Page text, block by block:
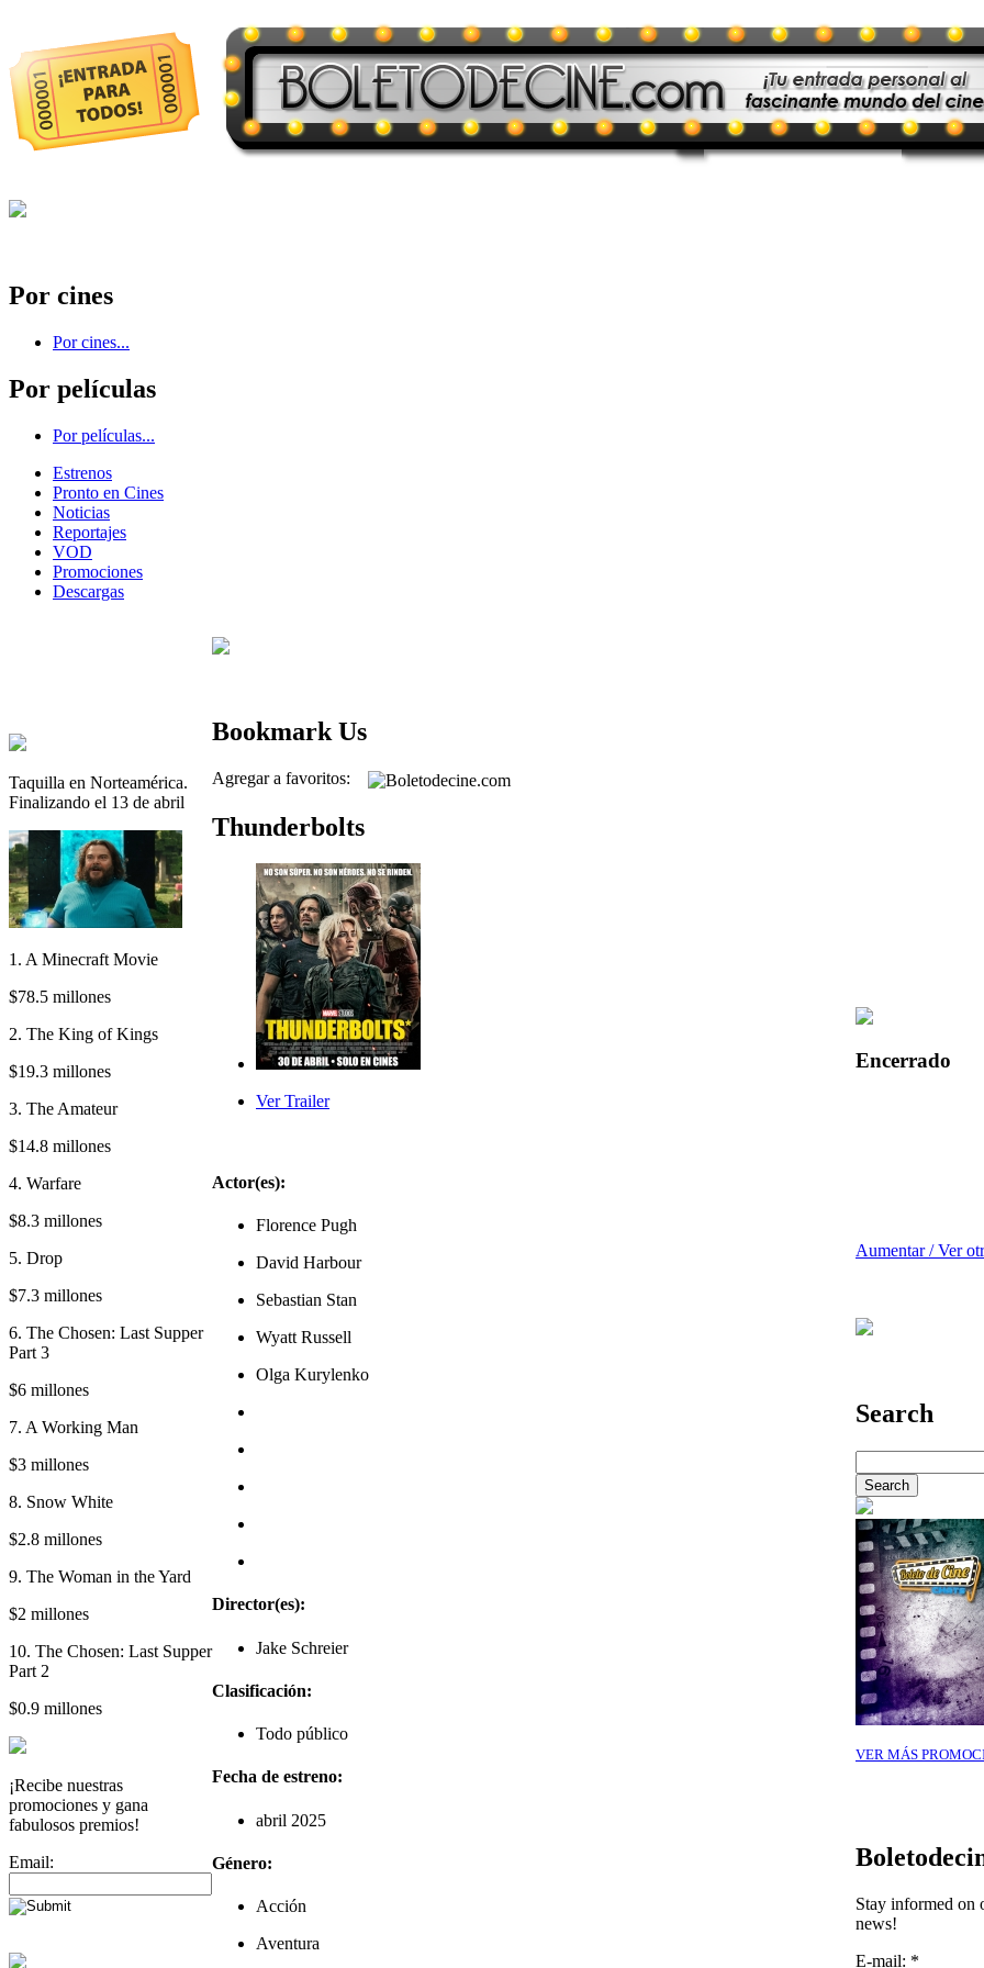
Por cines
Por cines...
Por películas
Por películas...
Estrenos
Pronto en Cines
Noticias
Reportajes
VOD
Promociones
Descargas
Taquilla en Norteamérica.
Finalizando el 13 de abril
1. A Minecraft Movie
$78.5 millones
2. The King of Kings
$19.3 millones
3. The Amateur
$14.8 millones
4. Warfare
$8.3 millones
5. Drop
$7.3 millones
6. The Chosen: Last Supper
Part 3
$6 millones
7. A Working Man
$3 millones
8. Snow White
$2.8 millones
9. The Woman in the Yard
$2 millones
10. The Chosen: Last Supper
Part 2
$0.9 millones
¡Recibe nuestras
promociones y gana
fabulosos premios!
Email:
Bookmark Us
Agregar a favoritos:
Thunderbolts
Ver Trailer
Actor(es):
Florence Pugh
David Harbour
Sebastian Stan
Wyatt Russell
Olga Kurylenko
Director(es):
Jake Schreier
Clasificación:
Todo público
Fecha de estreno:
abril 2025
Género:
Acción
Aventura
Encerrado
Aumentar / Ver
Search
VER MÁS
Stay informed on
news!
E-mail: *